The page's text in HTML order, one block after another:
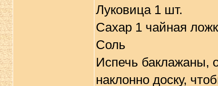
Луковица 1 шт.
Сахар 1 чайная
Соль
Испечь баклажаны,
наклонно доску,